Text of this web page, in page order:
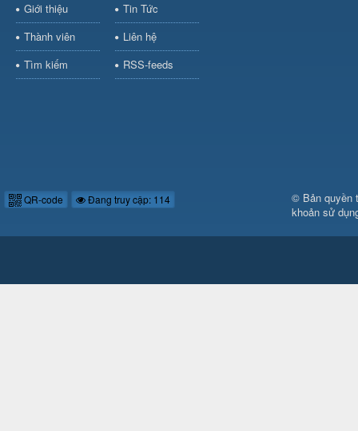
Giới thiệu
Tin Tức
Thành viên
Liên hệ
Tìm kiếm
RSS-feeds
QR-code Đang truy cập: 114
© Bản quyền
khoản sử